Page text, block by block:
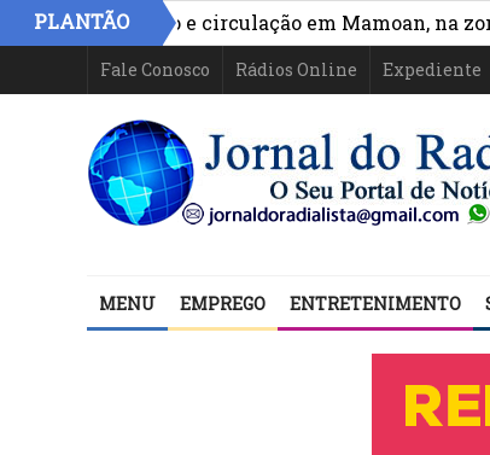
PLANTÃO
acesso e circulação em Mamoan, na zona
Fale Conosco Rádios Online Expediente
MENU EMPREGO ENTRETENIMENTO